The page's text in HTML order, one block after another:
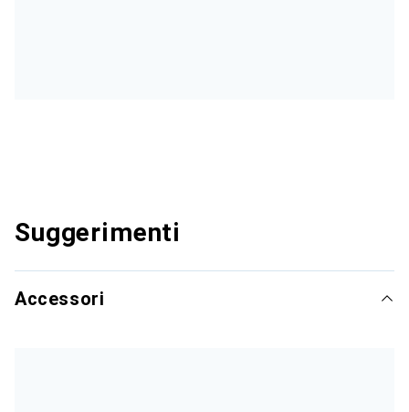
Suggerimenti
Accessori